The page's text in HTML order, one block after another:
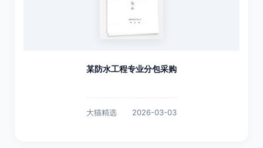
某防水工程专业分包采购
大猫精选 2026-03-03